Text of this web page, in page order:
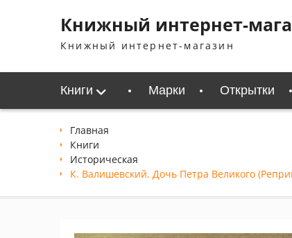
содержимомуКнижный интернет-
Книжный интернет-магазин
Книги Марки Открытки
Главная
Книги
Историческая
К. Валишевский. Дочь Петра Великого